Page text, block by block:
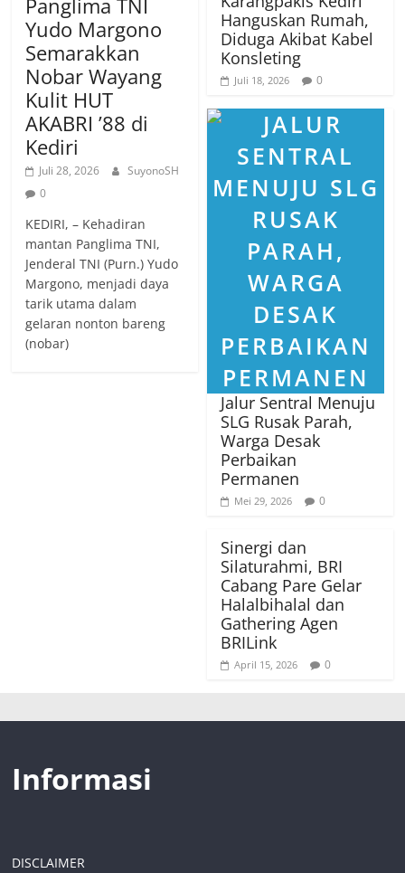
Panglima TNI
Yudo Margono
Semarakkan
Nobar Wayang
Kulit HUT
AKABRI ’88 di
Kediri
Juli 28, 2026
SuyonoSH
0
KEDIRI, – Kehadiran
mantan Panglima TNI,
Jenderal TNI (Purn.) Yudo
Margono, menjadi daya
tarik utama dalam
gelaran nonton bareng
(nobar)
Hanguskan Rumah,
Diduga Akibat Kabel
Konsleting
Juli 18, 2026 0
Jalur Sentral Menuju
SLG Rusak Parah,
Warga Desak
Perbaikan
Permanen
Mei 29, 2026 0
Sinergi dan
Silaturahmi, BRI
Cabang Pare Gelar
Halalbihalal dan
Gathering Agen
BRILink
April 15, 2026 0
Informasi
DISCLAIMER